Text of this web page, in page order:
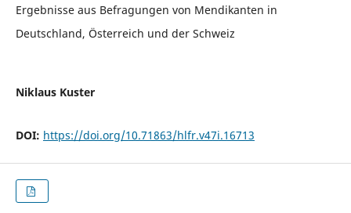
Ergebnisse aus Befragungen von Mendikanten in
Deutschland, Österreich und der Schweiz
Niklaus Kuster
DOI: https://doi.org/10.71863/hlfr.v47i.16713